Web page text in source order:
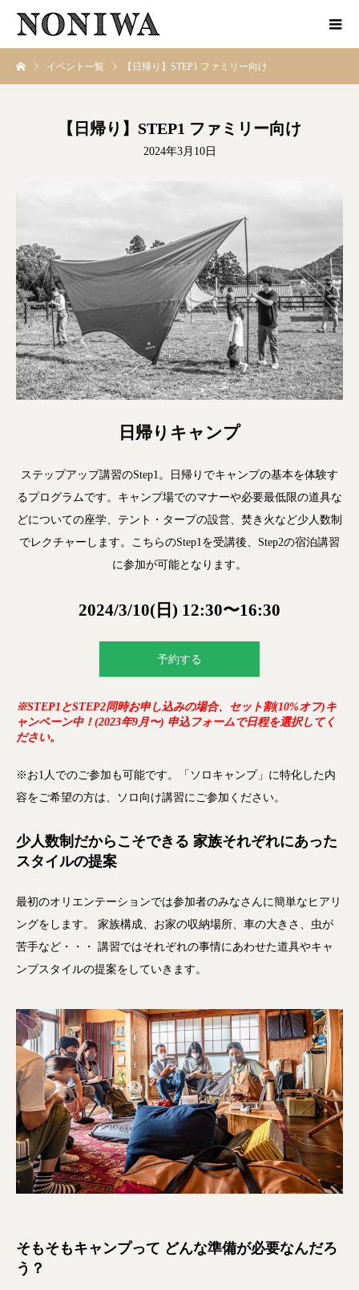
イベント一覧 【日帰り】STEP1 ファミリー向け
【日帰り】STEP1 ファミリー向け
2024年3月10日
日帰りキャンプ
ステップアップ講習のStep1。日帰りでキャンプの基本を体験す
るプログラムです。キャンプ場でのマナーや必要最低限の道具な
どについての座学、テント・タープの設営、焚き火など少人数制
でレクチャーします。こちらのStep1を受講後、Step2の宿泊講習
に参加が可能となります。
2024/3/10(日) 12:30〜16:30
予約する
※STEP1とSTEP2同時お申し込みの場合、セット割(10%オフ)キ
ャンペーン中！(2023年9月〜) 申込フォームで日程を選択してく
ださい。
※お1人でのご参加も可能です。「ソロキャンプ」に特化した内
容をご希望の方は、ソロ向け講習にご参加ください。
少人数制だからこそできる 家族それぞれにあった
スタイルの提案
最初のオリエンテーションでは参加者のみなさんに簡単なヒアリ
ングをします。 家族構成、お家の収納場所、車の大きさ、虫が
苦手など・・・ 講習ではそれぞれの事情にあわせた道具やキャ
ンプスタイルの提案をしていきます。
そもそもキャンプって どんな準備が必要なんだろ
う？